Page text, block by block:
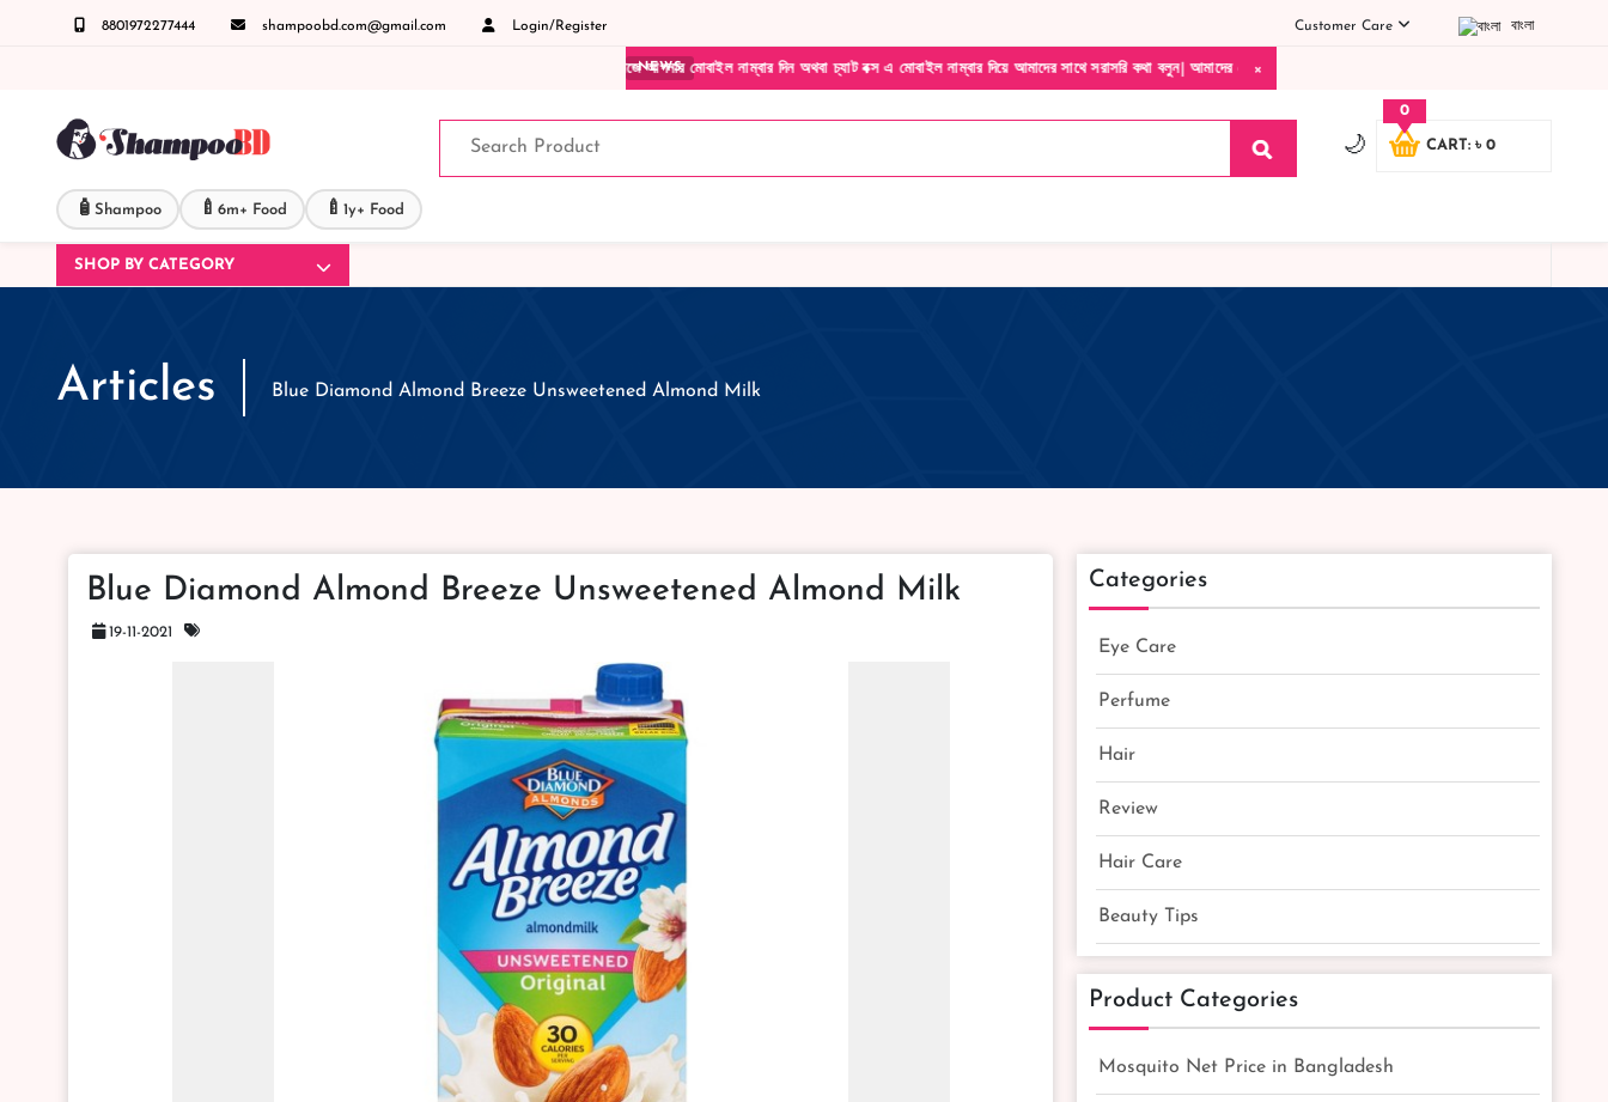
8801972277444 shampoobd.com@gmail.com Login/Register বাংলা
Customer Care
×
NEWS
কল করুনঃ ( IMO + Whatsapp ) +8801972277444 সহজে অর্ডার করতে প্রোডাক্ট পেজে আপনার মোবাইল নাম্বার দিন অথবা চ্যাট বক্স এ মোবাইল নাম্বার দিয়ে আমাদের সাথে সরাসরি কথা বলুন| আমাদের যেকোনো পণ্য হাতে নিয়ে দেখে টাকা দিবেন ডেলিভারি ম্যান চলে যাওয়ার পরে কোনরকম
🌙 CART: ৳ 0
0
🧴 Shampoo 🍼 6m+ Food 🍼 1y+ Food
SHOP BY CATEGORY
Articles Blue Diamond Almond Breeze Unsweetened Almond Milk
Blue Diamond Almond Breeze Unsweetened Almond Milk
19-11-2021
Categories
Eye Care
Perfume
Hair
Review
Hair Care
Beauty Tips
Product Categories
Mosquito Net Price in Bangladesh